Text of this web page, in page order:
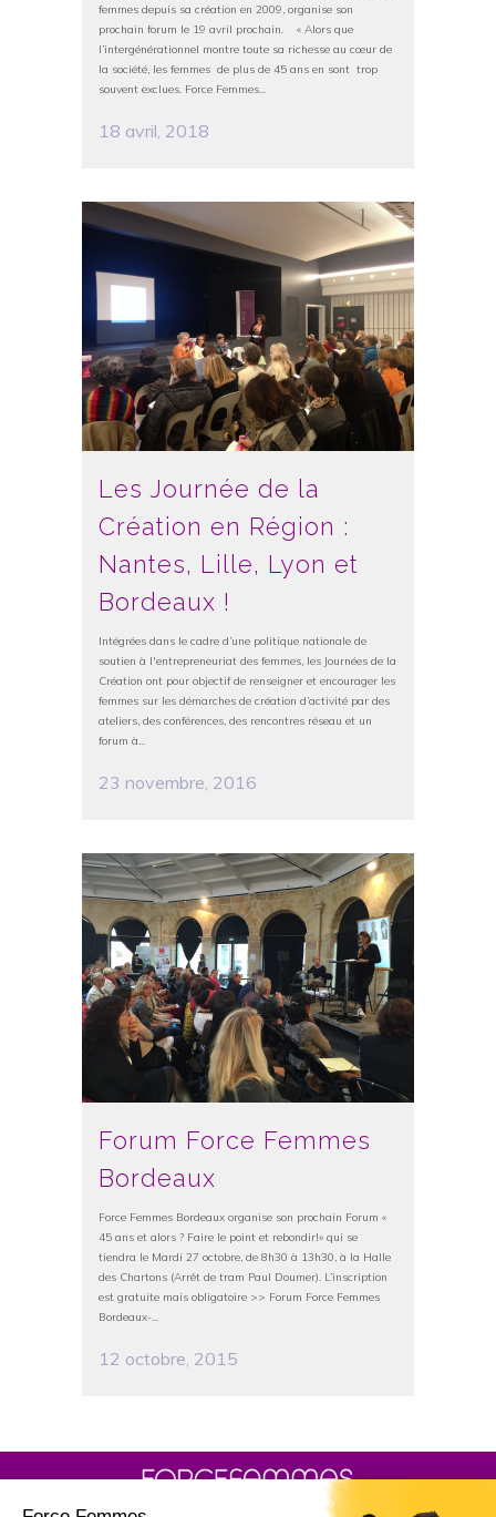
femmes depuis sa création en 2009, organise son
prochain forum le 19 avril prochain. « Alors que
l’intergénérationnel montre toute sa richesse au cœur de
la société, les femmes de plus de 45 ans en sont trop
souvent exclues. Force Femmes...
18 avril, 2018
Les Journée de la
Création en Région :
Nantes, Lille, Lyon et
Bordeaux !
Intégrées dans le cadre d’une politique nationale de
soutien à l'entrepreneuriat des femmes, les Journées de la
Création ont pour objectif de renseigner et encourager les
femmes sur les démarches de création d’activité par des
ateliers, des conférences, des rencontres réseau et un
forum à...
23 novembre, 2016
Forum Force Femmes
Bordeaux
Force Femmes Bordeaux organise son prochain Forum «
45 ans et alors ? Faire le point et rebondir!» qui se
tiendra le Mardi 27 octobre, de 8h30 à 13h30, à la Halle
des Chartons (Arrêt de tram Paul Doumer). L’inscription
est gratuite mais obligatoire >> Forum Force Femmes
Bordeaux-...
12 octobre, 2015